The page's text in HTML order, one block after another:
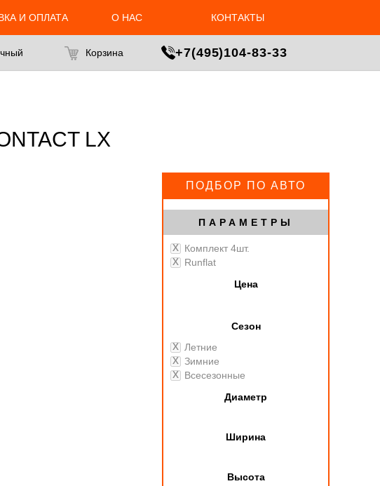
И ОПЛАТА О НАС КОНТАКТЫ
Корзина +7(495)104-83-33
LX
ПОДБОР ПО АВТО
ПАРАМЕТРЫ
Комплект 4шт.
Runflat
Цена
Сезон
Летние
Зимние
Всесезонные
Диаметр
Ширина
Высота